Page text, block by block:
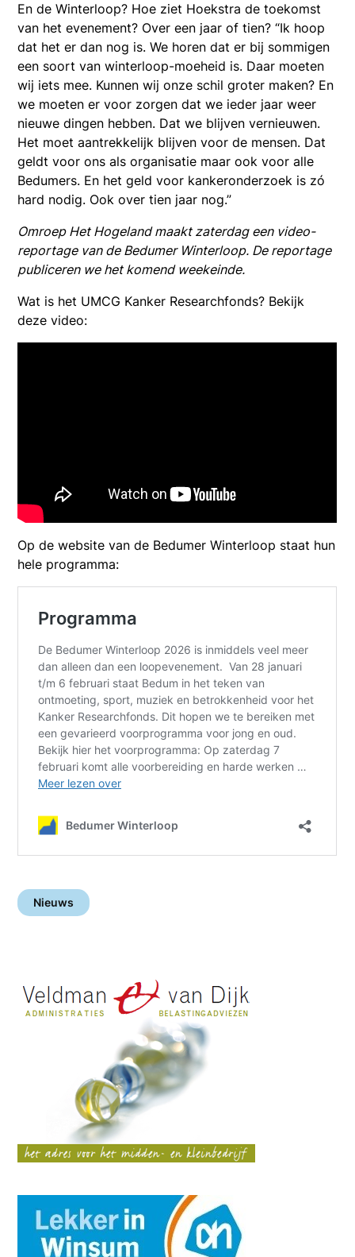
En de Winterloop? Hoe ziet Hoekstra de toekomst
van het evenement? Over een jaar of tien? “Ik hoop
dat het er dan nog is. We horen dat er bij sommigen
een soort van winterloop-moeheid is. Daar moeten
wij iets mee. Kunnen wij onze schil groter maken? En
we moeten er voor zorgen dat we ieder jaar weer
nieuwe dingen hebben. Dat we blijven vernieuwen.
Het moet aantrekkelijk blijven voor de mensen. Dat
geldt voor ons als organisatie maar ook voor alle
Bedumers. En het geld voor kankeronderzoek is zó
hard nodig. Ook over tien jaar nog.”
Omroep Het Hogeland maakt zaterdag een video-
reportage van de Bedumer Winterloop. De reportage
publiceren we het komend weekeinde.
Wat is het UMCG Kanker Researchfonds? Bekijk
deze video:
Op de website van de Bedumer Winterloop staat hun
hele programma:
Nieuws